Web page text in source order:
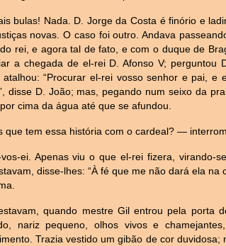
bulas! Nada. D. Jorge da Costa é finório e
novas. O caso foi outro. Andava
rei, e agora tal de fato, e com o duque de
a chegada de el-rei D. Afonso V; perguntou
atalhou: “Procurar el-rei vosso senhor e pai, e
disse D. João; mas, pegando num seixo da
cima da água até que se afundou.
tem essa história com o cardeal? —
ei. Apenas viu o que el-rei fizera, virando-
disse-lhes: “À fé que me não dará ela na
quando mestre Gil entrou pela porta
nariz pequeno, olhos vivos e
Trazia vestido um gibão de cor